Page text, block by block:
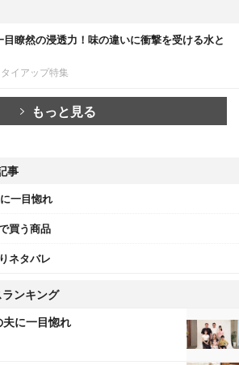
目瞭然の浸透力！味の違いに衝撃を受ける水と
イアップ特集
もっと見る
事
一目惚れ
買う商品
ネタバレ
ンキング
に一目惚れ